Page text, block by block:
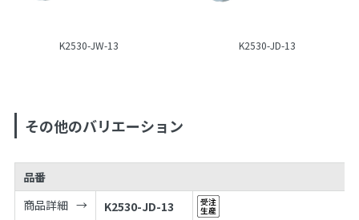
K2530-JW-13 K2530-JD-13
その他のバリエーション
品番
商品詳細
K2530-JD-13